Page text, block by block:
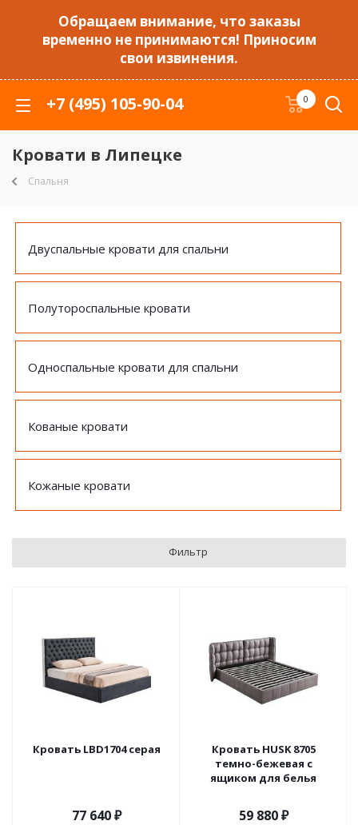
Обращаем внимание, что заказы
временно не принимаются! Приносим
свои извинения.
+7 (495) 105-90-04 0
Кровати в Липецке
Спальня
Двуспальные кровати для спальни
Полутороспальные кровати
Односпальные кровати для спальни
Кованые кровати
Кожаные кровати
Фильтр
Кровать LBD1704 серая
77 640₽
Кровать HUSK 8705
темно-бежевая с
ящиком для белья
59 880₽